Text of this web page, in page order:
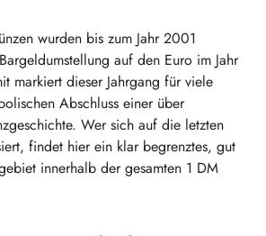
wurden bis zum Jahr 2001
auf den Euro im Jahr
markiert dieser Jahrgang für viele
Abschluss einer über
Wer sich auf die letzten
findet hier ein klar begrenztes, gut
innerhalb der gesamten 1 DM